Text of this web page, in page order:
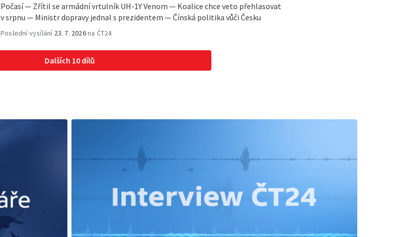
Počasí — Zřítil se armádní vrtulník UH-1Y Venom — Koalice chce veto přehlasovat
v srpnu — Ministr dopravy jednal s prezidentem — Čínská politika vůči Česku
Poslední vysílání 23. 7. 2026na ČT24
Dalších 10 dílů